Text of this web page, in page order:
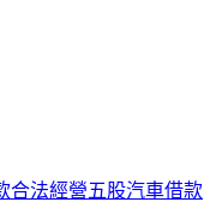
合法經營五股汽車借款